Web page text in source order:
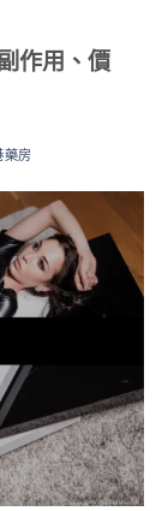
作用、價
藥房